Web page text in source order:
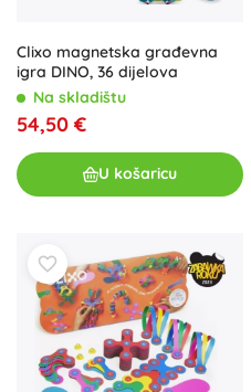
Clixo magnetska građevna
igra DINO, 36 dijelova
Na skladištu
54,50 €
U košaricu